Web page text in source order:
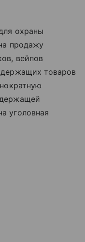
охраны
продажу
вейпов
товаров
уголовная